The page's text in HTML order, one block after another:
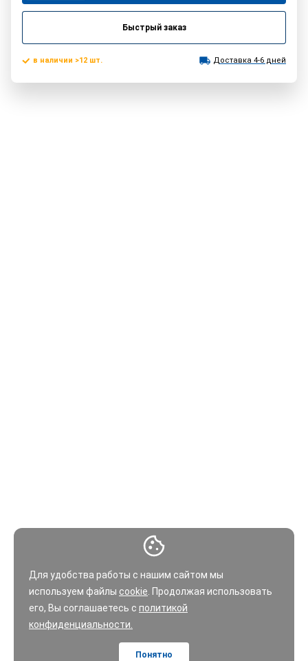
Для удобства работы с нашим сайтом мы
используем файлы cookie . Продолжая использовать
его, Вы соглашаетесь с политикой
конфиденциальности.
Понятно
Быстрый заказ
в наличии >12 шт. Доставка 4-6 дней